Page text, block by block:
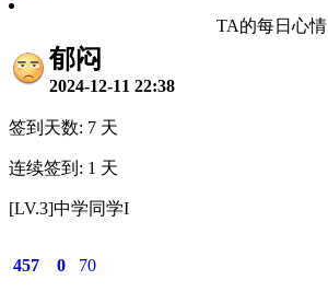
TA的每日心情
郁闷
2024-12-11 22:38
签到天数: 7 天
连续签到: 1 天
[LV.3]中学同学I
457 0 70